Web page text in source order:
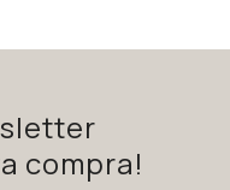
compra!